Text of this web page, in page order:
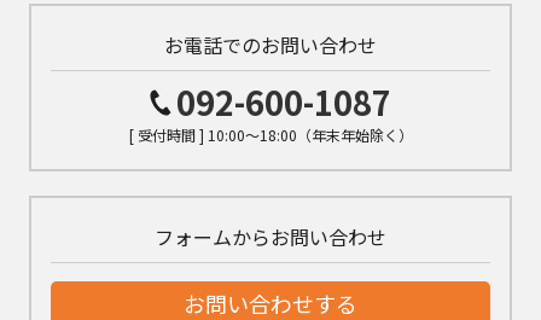
お電話でのお問い合わせ
092-600-1087
[ 受付時間 ] 10:00～18:00（年末年始除く）
フォームからお問い合わせ
お問い合わせする